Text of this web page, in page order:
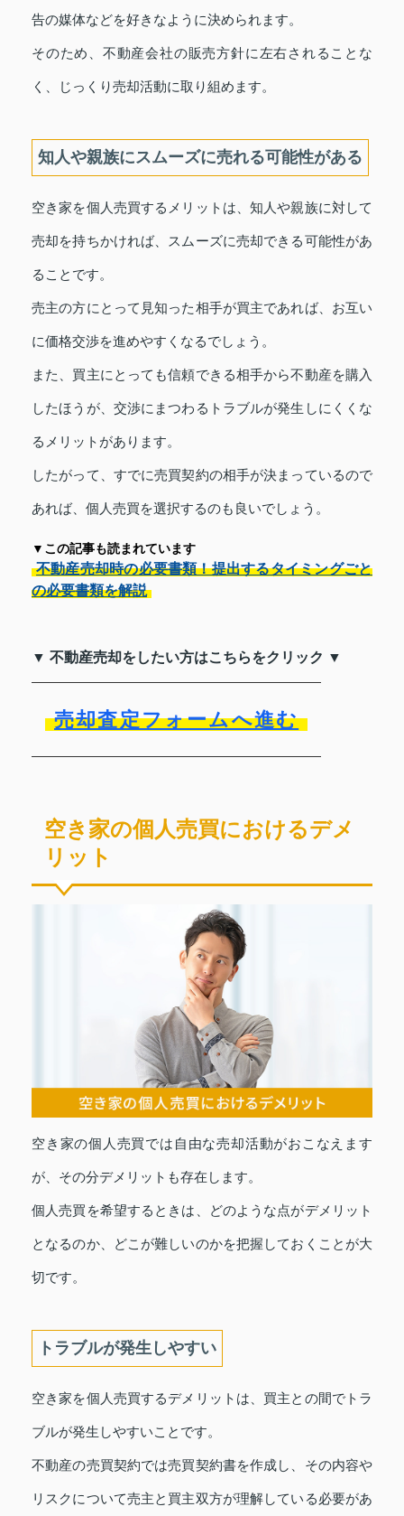
告の媒体などを好きなように決められます。
そのため、不動産会社の販売方針に左右されることな
く、じっくり売却活動に取り組めます。
知人や親族にスムーズに売れる可能性がある
空き家を個人売買するメリットは、知人や親族に対して
売却を持ちかければ、スムーズに売却できる可能性があ
ることです。
売主の方にとって見知った相手が買主であれば、お互い
に価格交渉を進めやすくなるでしょう。
また、買主にとっても信頼できる相手から不動産を購入
したほうが、交渉にまつわるトラブルが発生しにくくな
るメリットがあります。
したがって、すでに売買契約の相手が決まっているので
あれば、個人売買を選択するのも良いでしょう。
▼この記事も読まれています
不動産売却時の必要書類！提出するタイミングごと
の必要書類を解説
▼ 不動産売却をしたい方はこちらをクリック ▼
売却査定フォームへ進む
空き家の個人売買におけるデメ
リット
空き家の個人売買では自由な売却活動がおこなえます
が、その分デメリットも存在します。
個人売買を希望するときは、どのような点がデメリット
となるのか、どこが難しいのかを把握しておくことが大
切です。
トラブルが発生しやすい
空き家を個人売買するデメリットは、買主との間でトラ
ブルが発生しやすいことです。
不動産の売買契約では売買契約書を作成し、その内容や
リスクについて売主と買主双方が理解している必要があ